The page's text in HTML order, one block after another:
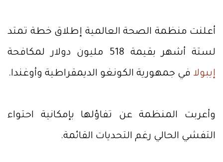
أعلنت منظمة الصحة العالمية إطلاق خطة تمتد
لستة أشهر بقيمة 518 مليون دولار لمكافحة
إيبولا في جمهورية الكونغو الديمقراطية وأوغندا.
وأعربت المنظمة عن تفاؤلها بإمكانية احتواء
التفشي الحالي رغم التحديات القائمة.